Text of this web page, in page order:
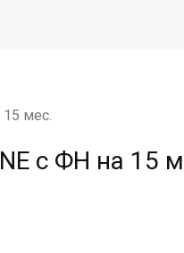
мес.
с ФН на 15